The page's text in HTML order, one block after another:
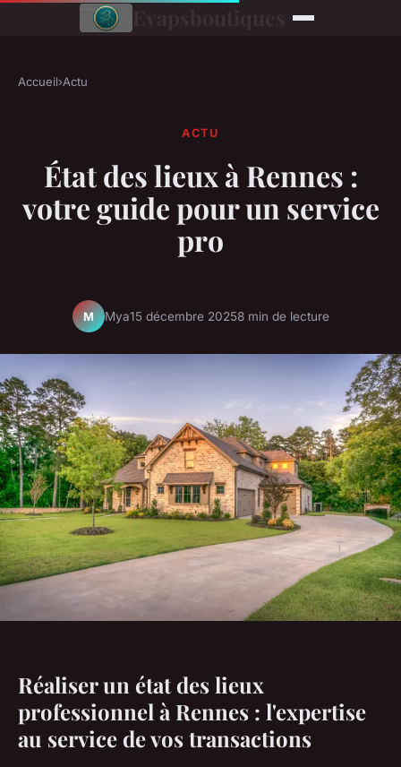
Evapsboutiques
Accueil›Actu
ACTU
État des lieux à Rennes :
votre guide pour un service
pro
M Mya15 décembre 20258 min de lecture
Réaliser un état des lieux
professionnel à Rennes : l'expertise
au service de vos transactions